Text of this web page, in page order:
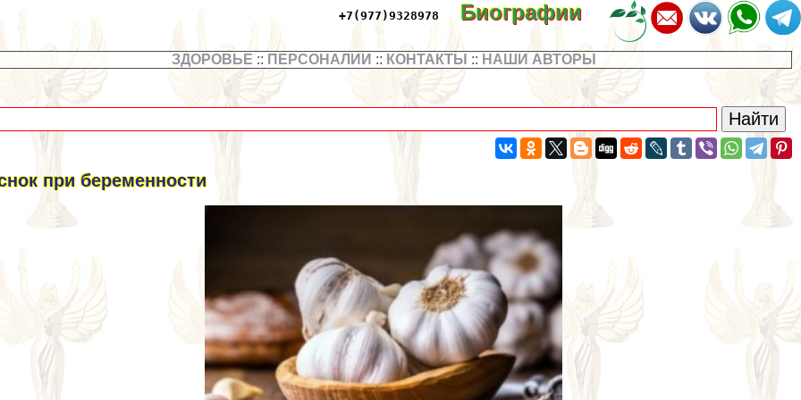
+7(977)9328978 Биографии
ЗДОРОВЬЕ :: ПЕРСОНАЛИИ :: КОНТАКТЫ :: НАШИ АВТОРЫ
при беременности